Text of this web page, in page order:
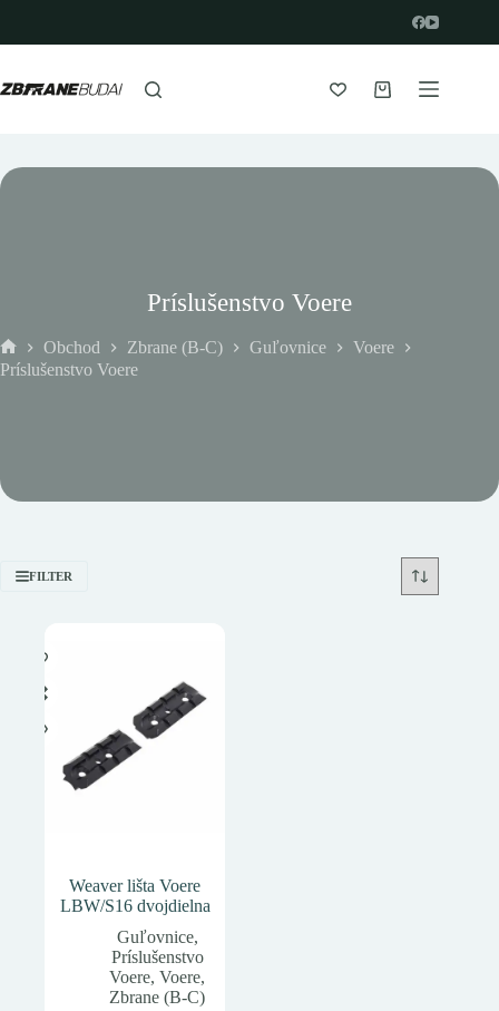
obsah
Nákupný
Príslušenstvo Voere
Domov
Obchod Zbrane (B-C) Guľovnice
Voere
Príslušenstvo Voere
FILTER
Weaver lišta Voere
LBW/S16 dvojdielna
Guľovnice,
Príslušenstvo
Voere,Voere,
Zbrane (B-C)